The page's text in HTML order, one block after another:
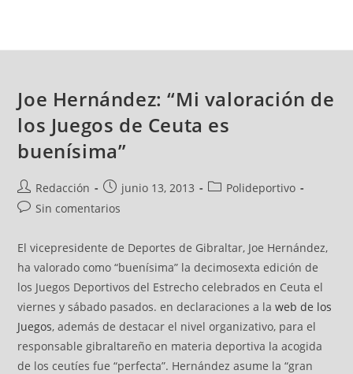
Joe Hernández: “Mi valoración de
los Juegos de Ceuta es
buenísima”
Redacción junio 13, 2013
Polideportivo
Sin comentarios
El vicepresidente de Deportes de Gibraltar, Joe Hernández,
ha valorado como “buenísima” la decimosexta edición de
los Juegos Deportivos del Estrecho celebrados en Ceuta el
viernes y sábado pasados. en declaraciones a la web de los
Juegos, además de destacar el nivel organizativo, para el
responsable gibraltareño en materia deportiva la acogida
de los ceutíes fue “perfecta”. Hernández asume la “gran